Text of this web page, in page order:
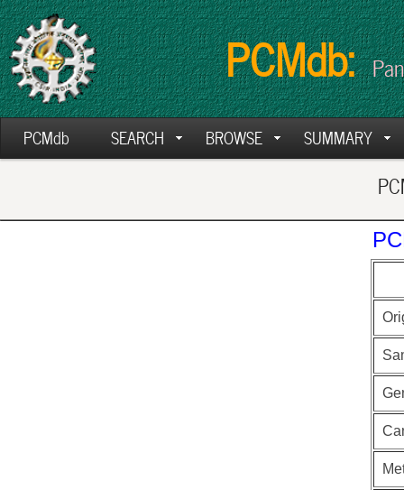
PCMdb:
PCMdb SEARCH BROWSE SUMMARY